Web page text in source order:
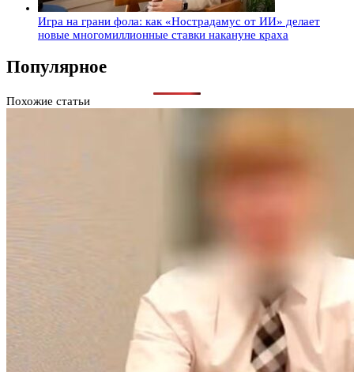
Игра на грани фола: как «Нострадамус от ИИ» делает
новые многомиллионные ставки накануне краха
Популярное
Похожие статьи